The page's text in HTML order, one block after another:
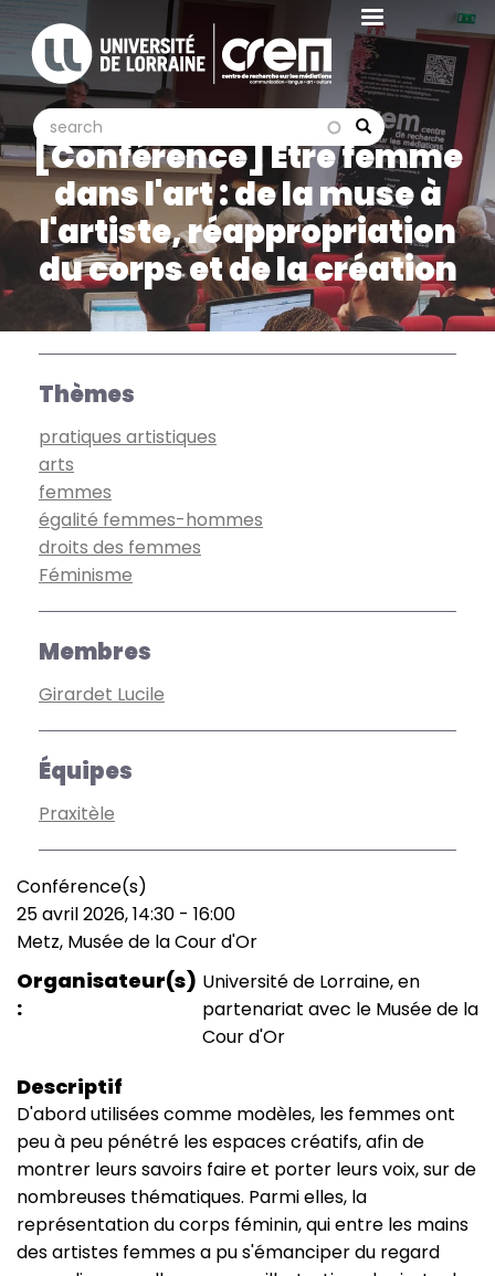
Aller
contenu
principal
Search
search search
[Conférence] Être femme
dans l'art : de la muse à
l'artiste, réappropriation
du corps et de la création
Thèmes
pratiques artistiques
arts
femmes
égalité femmes-hommes
droits des femmes
Féminisme
Membres
Girardet Lucile
Équipes
Praxitèle
Type
de
manifestation
Conférence(s)
Date
(smart)
25 avril 2026, 14:30 - 16:00
Lieu
Metz, Musée de la Cour d'Or
Organisateur(s) Université de Lorraine, en
partenariat avec le Musée de la
Cour d'Or
Descriptif
D'abord utilisées comme modèles, les femmes ont
peu à peu pénétré les espaces créatifs, afin de
montrer leurs savoirs faire et porter leurs voix, sur de
nombreuses thématiques. Parmi elles, la
représentation du corps féminin, qui entre les mains
des artistes femmes a pu s'émanciper du regard